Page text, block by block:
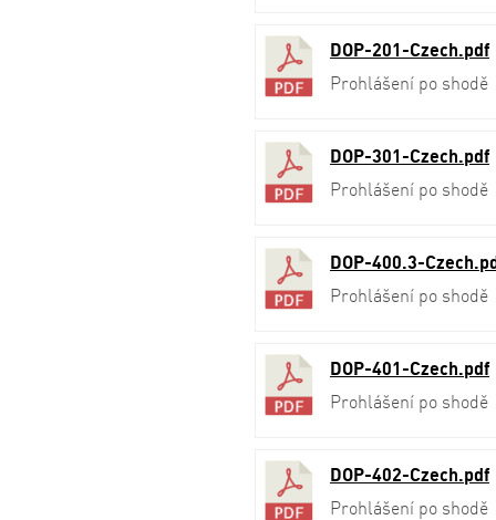
DOP-201-Czech.pdf
Prohlášení po shodě
DOP-301-Czech.pdf
Prohlášení po shodě
DOP-400.3-
Prohlášení po shodě
DOP-401-Czech.pdf
Prohlášení po shodě
DOP-402-Czech.pdf
Prohlášení po shodě